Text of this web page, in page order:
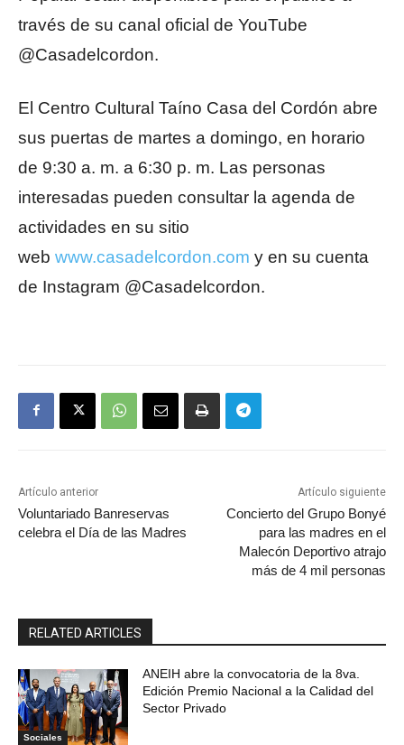
través de su canal oficial de YouTube
@Casadelcordon.
El Centro Cultural Taíno Casa del Cordón abre
sus puertas de martes a domingo, en horario
de 9:30 a. m. a 6:30 p. m. Las personas
interesadas pueden consultar la agenda de
actividades en su sitio
web www.casadelcordon.com y en su cuenta
de Instagram @Casadelcordon.
Artículo anterior
Voluntariado Banreservas
celebra el Día de las Madres
Artículo siguiente
Concierto del Grupo Bonyé
para las madres en el
Malecón Deportivo atrajo
más de 4 mil personas
RELATED ARTICLES
Sociales
ANEIH abre la convocatoria de la 8va.
Edición Premio Nacional a la Calidad del
Sector Privado